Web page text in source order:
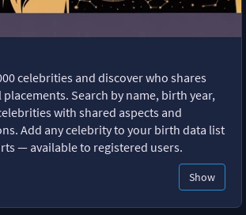
celebrities and discover who shares
Search by name, birth year,
with shared aspects and
Add any celebrity to your birth data list
— available to registered users.
Show